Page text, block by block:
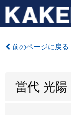
前のページに戻る
當代 光陽